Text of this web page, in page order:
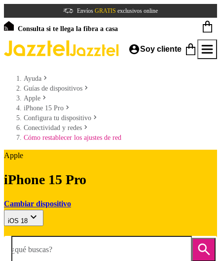
Envíos GRATIS exclusivos online
Consulta si te llega la fibra a casa
Soy cliente
Ayuda
Guías de dispositivos
Apple
iPhone 15 Pro
Configura tu dispositivo
Conectividad y redes
Cómo restablecer los ajustes de red
Apple
iPhone 15 Pro
Cambiar dispositivo
iOS 18
¿qué buscas?